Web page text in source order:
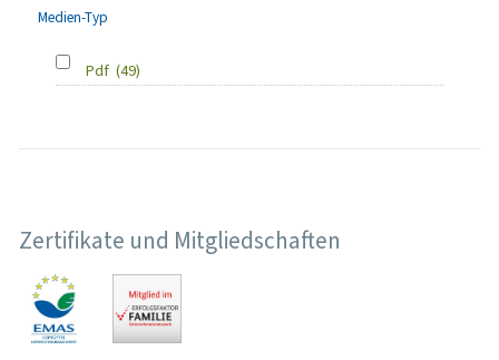
Medien-Typ
Pdf (49)
Zertifikate und Mitgliedschaften